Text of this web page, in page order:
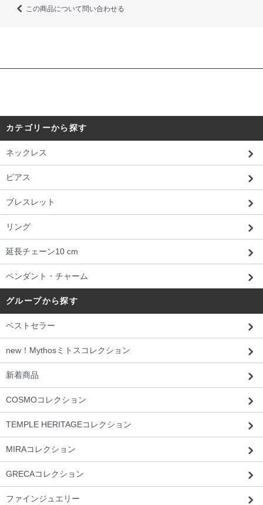
この商品について問い合わせる
カテゴリーから探す
ネックレス
ピアス
ブレスレット
リング
延長チェーン10 cm
ペンダント・チャーム
グループから探す
ベストセラー
new！Mythosミトスコレクション
新着商品
COSMOコレクション
TEMPLE HERITAGEコレクション
MIRAコレクション
GRECAコレクション
ファインジュエリー